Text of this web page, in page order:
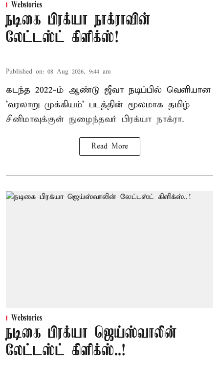
Webstories
நடிகை பிரக்யா நாக்ராவின்
லேட்டஸ்ட் கிளிக்ஸ்!
Published on: 08 Aug 2026, 9:44 am
கடந்த 2022-ம் ஆண்டு ஜீவா நடிப்பில் வெளியான
'வரலாறு முக்கியம்' படத்தின் மூலமாக தமிழ்
சினிமாவுக்குள் நுழைந்தவர் பிரக்யா நாக்ரா.
Read More
Webstories
நடிகை பிரக்யா ஜெய்ஸ்வாலின்
லேட்டஸ்ட் கிளிக்ஸ்..!